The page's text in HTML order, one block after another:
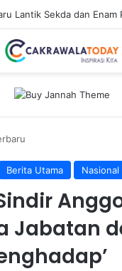
Berita Utama Nasional
Jabatan